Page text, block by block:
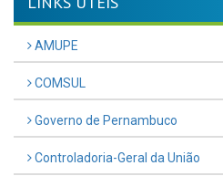
AMUPE
COMSUL
Governo de Pernambuco
Controladoria-Geral da União